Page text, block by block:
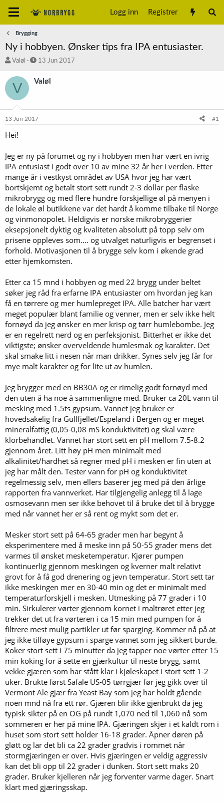
Logg inn Registrer
Brygging
Ny i hobbyen. Ønsker tips fra IPA entusiaster.
T
å
d
t
Valøl
S
a
13 Jun 2017
V Valøl
13 Jun 2017 #1
Hei!
Jeg er ny på forumet og ny i hobbyen men har vært en ivrig
IPA entusiast i godt over 10 av mine 32 år her i verden. Etter
mange år i vestkyst området av USA hvor jeg har vært
bortskjemt og betalt stort sett rundt 2-3 dollar per flaske
mikrobrygg og med flere hundre forskjellige øl på menyen i
de lokale øl butikkene var det hardt å komme tilbake til Norge
og vinmonopolet. Heldigvis er norske mikrobryggerier
eksepsjonelt dyktig og kvaliteten absolutt på topp selv om
prisene oppleves som.... og utvalget naturligvis er begrenset i
forhold. Motivasjonen til å brygge selv kom i økende grad
etter hjemkomsten.
Etter ca 15 mnd i hobbyen og med 22 brygg under beltet
søker jeg råd fra erfarne IPA entusiaster om hvordan jeg kan
få en tørrere og mer humlepreget IPA. Alle batcher har vært
meget populær blant familie og venner, men er selv ikke helt
fornøyd da jeg ønsker en mer krisp og tørr humlebombe. Jeg
er en regelrett nerd og en perfeksjonist. Bitterhet er ikke det
viktigste; ønsker overveldende humlesmak og karakter. Det
skal smake litt i nesen når man drikker. Synes selv jeg får for
mye malt karakter og for lite ut av humlen.
Jeg brygger med en BB30A og er rimelig godt fornøyd med
den uten å ha noe å sammenligne med. Bruker ca 20L vann til
mesking med 1.5ts gypsum. Vannet jeg bruker er
hovedsakelig fra Gullfjellet/Espeland i Bergen og er meget
mineralfattig (0,05-0,08 mS konduktivitet) og skal være
klorbehandlet. Vannet har stort sett en pH mellom 7.5-8.2
gjennom året. Litt høy pH men minimalt med
alkalinitet/hardhet så regner med pH i mesken er fin uten at
jeg har målt den. Tester vann for pH og konduktivitet
regelmessig selv, men ellers baserer jeg med på den årlige
rapporten fra vannverket. Har tilgjengelig anlegg til å lage
osmosevann men ser ikke behovet til å bruke det til å brygge
med når vannet her er så rent og mykt som det er.
Mesker stort sett på 64-65 grader men har begynt å
eksperimentere med å meske inn på 50-55 grader mens det
varmes til ønsket mesketemperatur. Kjører pumpen
kontinuerlig gjennom meskingen og kverner malt relativt
grovt for å få god drenering og jevn temperatur. Stort sett tar
ikke meskingen mer en 30-40 min og det er minimalt med
temperaturforskjell i mesken. Utmesking på 77 grader i 10
min. Sirkulerer vørter gjennom kornet i maltrøret etter jeg
trekker det ut fra vørteren i ca 15 min med pumpen for å
filtrere mest mulig partikler ut før sparging. Kommer nå på at
jeg ikke tilføye gypsum i sparge vannet som jeg sikkert burde.
Koker stort sett i 75 minutter da jeg tapper noe vørter etter 15
min koking for å sette en gjærkultur til neste brygg, samt
vekke gjæren som har stått klar i kjøleskapet i stort sett 1-2
uker. Brukte først Safale US-05 tørrgjær før jeg gikk over til
Vermont Ale gjær fra Yeast Bay som jeg har holdt gående
noen mnd nå fra ett rør. Gjæren blir ikke gjenbrukt da jeg
typisk sikter på en OG på rundt 1,070 ned til 1,060 nå som
sommeren er her på mine IPA. Gjæringen skjer i et kaldt rom i
huset som stort sett holder 16-18 grader. Åpner døren på
gløtt og lar det bli ca 22 grader gradvis i rommet når
stormgjæringen er over. Hvis gjæringen er veldig aggressiv
kan det bli opp til 22 grader i dunken. Stort sett maks 20
grader. Bruker kjelleren når jeg forventer varme dager. Snart
klart med gjæringsskap.